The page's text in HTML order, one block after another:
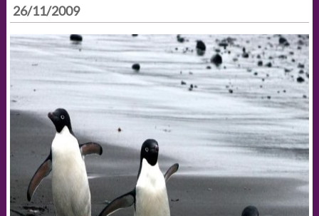
26/11/2009